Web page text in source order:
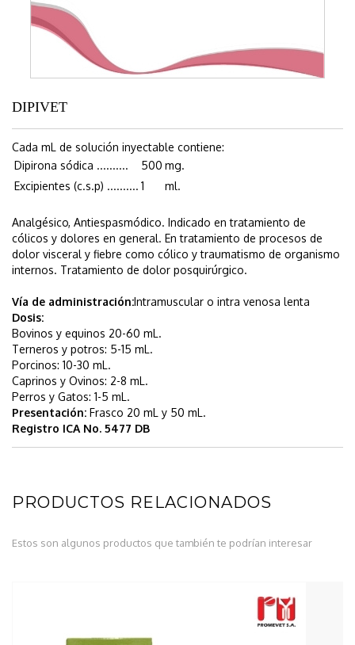
DIPIVET
Cada mL de solución inyectable contiene:
Dipirona sódica ..........
500 mg.
Excipientes (c.s.p) .......... 1 ml.
Analgésico, Antiespasmódico. Indicado en tratamiento de
cólicos y dolores en general. En tratamiento de procesos de
dolor visceral y fiebre como cólico y traumatismo de organismo
internos. Tratamiento de dolor posquirúrgico.
Vía de administración:Intramuscular o intra venosa lenta
Dosis:
Bovinos y equinos 20-60 mL.
Terneros y potros: 5-15 mL.
Porcinos: 10-30 mL.
Caprinos y Ovinos: 2-8 mL.
Perros y Gatos: 1-5 mL.
Presentación: Frasco 20 mL y 50 mL.
Registro ICA No. 5477 DB
PRODUCTOS RELACIONADOS
Estos son algunos productos que también te podrían interesar